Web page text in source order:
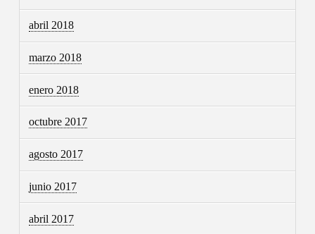
abril 2018
marzo 2018
enero 2018
octubre 2017
agosto 2017
junio 2017
abril 2017